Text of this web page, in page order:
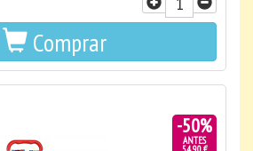
Comprar
-50%
ANTES